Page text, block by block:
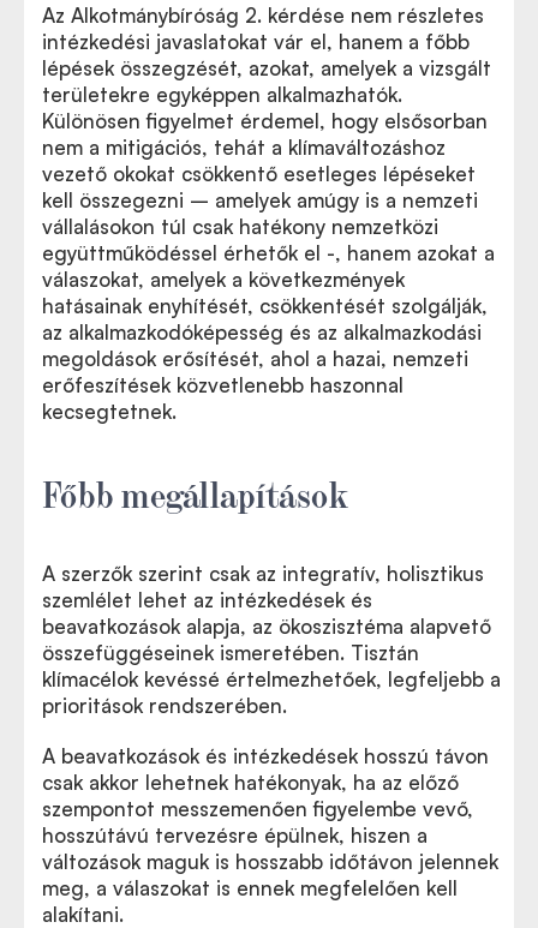
Az Alkotmánybíróság 2. kérdése nem részletes
intézkedési javaslatokat vár el, hanem a főbb
lépések összegzését, azokat, amelyek a vizsgált
területekre egyképpen alkalmazhatók.
Különösen figyelmet érdemel, hogy elsősorban
nem a mitigációs, tehát a klímaváltozáshoz
vezető okokat csökkentő esetleges lépéseket
kell összegezni – amelyek amúgy is a nemzeti
vállalásokon túl csak hatékony nemzetközi
együttműködéssel érhetők el -, hanem azokat a
válaszokat, amelyek a következmények
hatásainak enyhítését, csökkentését szolgálják,
az alkalmazkodóképesség és az alkalmazkodási
megoldások erősítését, ahol a hazai, nemzeti
erőfeszítések közvetlenebb haszonnal
kecsegtetnek.
Főbb megállapítások
A szerzők szerint csak az integratív, holisztikus
szemlélet lehet az intézkedések és
beavatkozások alapja, az ökoszisztéma alapvető
összefüggéseinek ismeretében. Tisztán
klímacélok kevéssé értelmezhetőek, legfeljebb a
prioritások rendszerében.
A beavatkozások és intézkedések hosszú távon
csak akkor lehetnek hatékonyak, ha az előző
szempontot messzemenően figyelembe vevő,
hosszútávú tervezésre épülnek, hiszen a
változások maguk is hosszabb időtávon jelennek
meg, a válaszokat is ennek megfelelően kell
alakítani.